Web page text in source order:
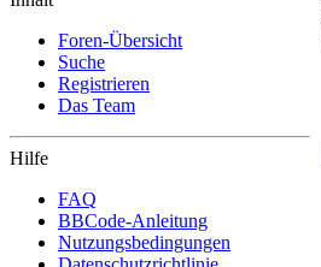
Foren-Übersicht
Suche
Registrieren
Das Team
Hilfe
FAQ
BBCode-Anleitung
Nutzungsbedingungen